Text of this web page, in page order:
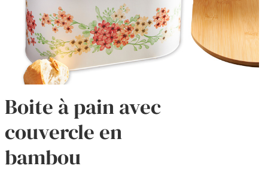
Boite à pain avec
couvercle en
bambou